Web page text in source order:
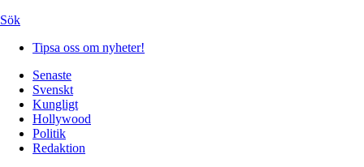
Sök
Tipsa oss om nyheter!
Senaste
Svenskt
Kungligt
Hollywood
Politik
Redaktion